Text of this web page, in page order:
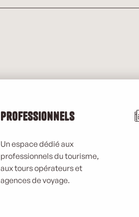
Professionnels
Un espace dédié aux
professionnels du tourisme,
aux tours opérateurs et
agences de voyage.